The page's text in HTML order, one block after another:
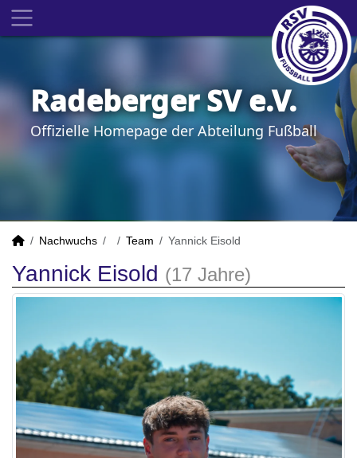
Radeberger SV e.V.
Offizielle Homepage der Abteilung Fußball
Nachwuchs Team Yannick Eisold
Yannick Eisold (17 Jahre)